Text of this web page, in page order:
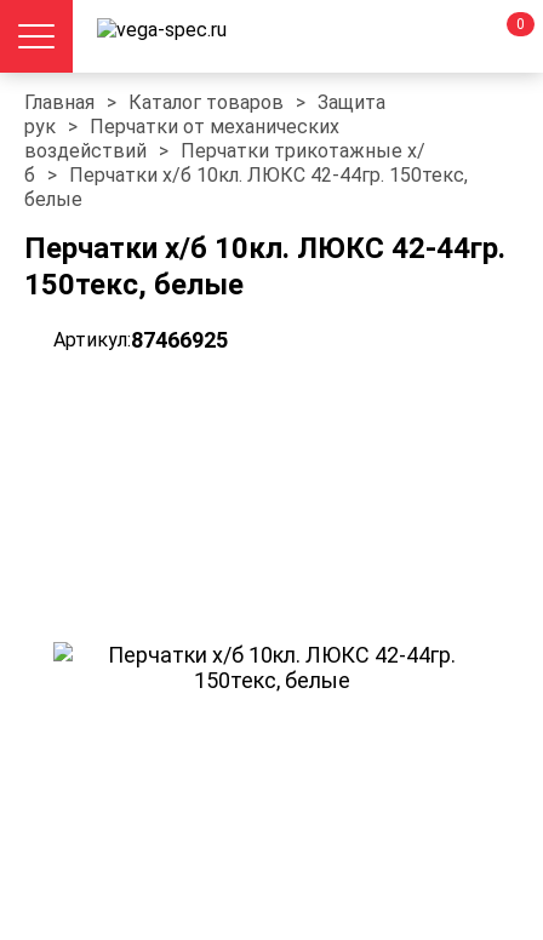
0
Главная > Каталог товаров > Защита
рук > Перчатки от механических
воздействий
> Перчатки трикотажные х/
б
> Перчатки х/б 10кл. ЛЮКС 42-44гр. 150текс,
белые
Перчатки х/б 10кл. ЛЮКС 42-44гр.
150текс, белые
Артикул:87466925